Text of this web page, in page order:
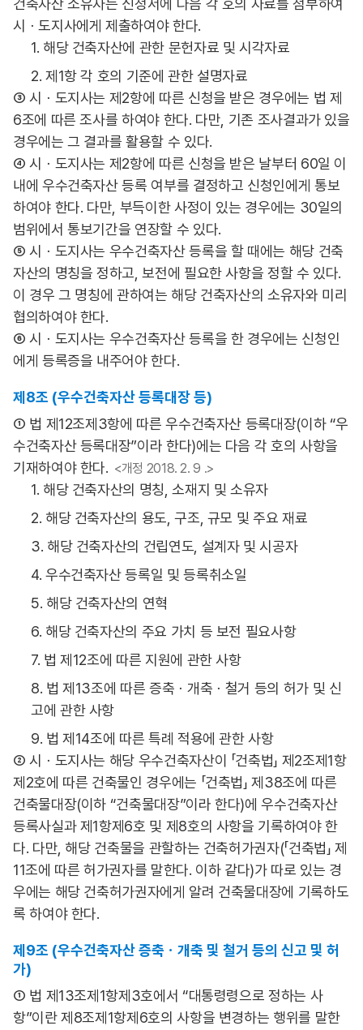
건축자산 소유자는 신청서에 다음 각 호의 자료를 첨부하여
시ㆍ도지사에게 제출하여야 한다.
1. 해당 건축자산에 관한 문헌자료 및 시각자료
2. 제1항 각 호의 기준에 관한 설명자료
③ 시ㆍ도지사는 제2항에 따른 신청을 받은 경우에는 법 제
6조에 따른 조사를 하여야 한다. 다만, 기존 조사결과가 있을
경우에는 그 결과를 활용할 수 있다.
④ 시ㆍ도지사는 제2항에 따른 신청을 받은 날부터 60일 이
내에 우수건축자산 등록 여부를 결정하고 신청인에게 통보
하여야 한다. 다만, 부득이한 사정이 있는 경우에는 30일의
범위에서 통보기간을 연장할 수 있다.
⑤ 시ㆍ도지사는 우수건축자산 등록을 할 때에는 해당 건축
자산의 명칭을 정하고, 보전에 필요한 사항을 정할 수 있다.
이 경우 그 명칭에 관하여는 해당 건축자산의 소유자와 미리
협의하여야 한다.
⑥ 시ㆍ도지사는 우수건축자산 등록을 한 경우에는 신청인
에게 등록증을 내주어야 한다.
제8조 (우수건축자산 등록대장 등)
① 법 제12조제3항에 따른 우수건축자산 등록대장(이하 “우
수건축자산 등록대장”이라 한다)에는 다음 각 호의 사항을
기재하여야 한다. <개정 2018. 2. 9 .>
1. 해당 건축자산의 명칭, 소재지 및 소유자
2. 해당 건축자산의 용도, 구조, 규모 및 주요 재료
3. 해당 건축자산의 건립연도, 설계자 및 시공자
4. 우수건축자산 등록일 및 등록취소일
5. 해당 건축자산의 연혁
6. 해당 건축자산의 주요 가치 등 보전 필요사항
7. 법 제12조에 따른 지원에 관한 사항
8. 법 제13조에 따른 증축ㆍ개축ㆍ철거 등의 허가 및 신
고에 관한 사항
9. 법 제14조에 따른 특례 적용에 관한 사항
② 시ㆍ도지사는 해당 우수건축자산이 「건축법」 제2조제1항
제2호에 따른 건축물인 경우에는 「건축법」 제38조에 따른
건축물대장(이하 “건축물대장”이라 한다)에 우수건축자산
등록사실과 제1항제6호 및 제8호의 사항을 기록하여야 한
다. 다만, 해당 건축물을 관할하는 건축허가권자(「건축법」 제
11조에 따른 허가권자를 말한다. 이하 같다)가 따로 있는 경
우에는 해당 건축허가권자에게 알려 건축물대장에 기록하도
록 하여야 한다.
제9조 (우수건축자산 증축ㆍ개축 및 철거 등의 신고 및 허
가)
① 법 제13조제1항제3호에서 “대통령령으로 정하는 사
항”이란 제8조제1항제6호의 사항을 변경하는 행위를 말한